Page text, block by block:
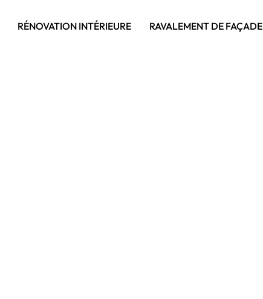
RÉNOVATION INTÉRIEURE RAVALEMENT DE FAÇADE